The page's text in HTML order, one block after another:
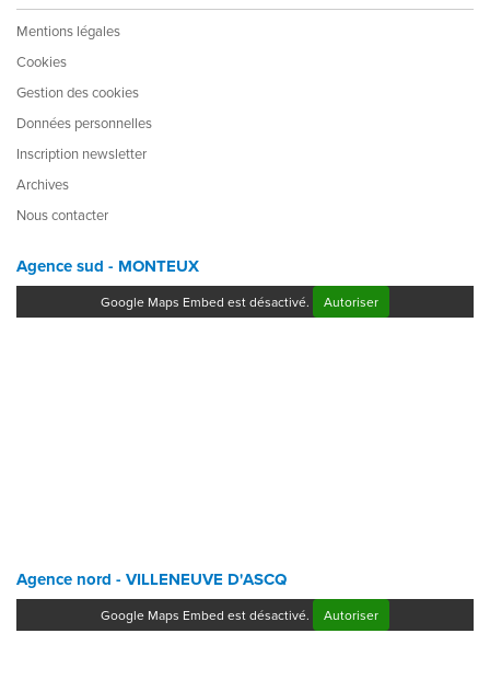
Mentions légales
Cookies
Gestion des cookies
Données personnelles
Inscription newsletter
Archives
Nous contacter
Agence sud - MONTEUX
Google Maps Embed est désactivé. Autoriser
Agence nord - VILLENEUVE D'ASCQ
Google Maps Embed est désactivé. Autoriser